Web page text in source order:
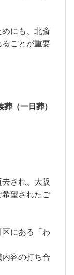
にも、北斎
ことが重要
（一日葬）
され、大阪
望されたご
にある「わ
容の打ち合